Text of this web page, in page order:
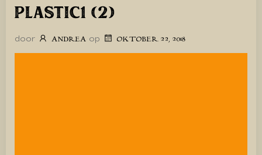
PLASTIC1 (2)
door ANDREA op OKTOBER 22, 2018